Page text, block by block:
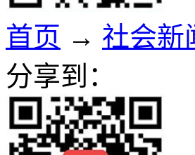
首页 → 社会新
分享到：